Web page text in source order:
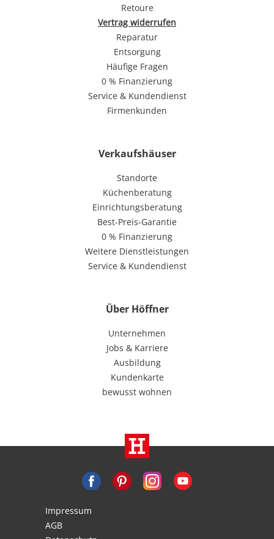
Retoure
Vertrag widerrufen
Reparatur
Entsorgung
Häufige Fragen
0 % Finanzierung
Service & Kundendienst
Firmenkunden
Verkaufshäuser
Standorte
Küchenberatung
Einrichtungsberatung
Best-Preis-Garantie
0 % Finanzierung
Weitere Dienstleistungen
Service & Kundendienst
Über Höffner
Unternehmen
Jobs & Karriere
Ausbildung
Kundenkarte
bewusst wohnen
Impressum
AGB